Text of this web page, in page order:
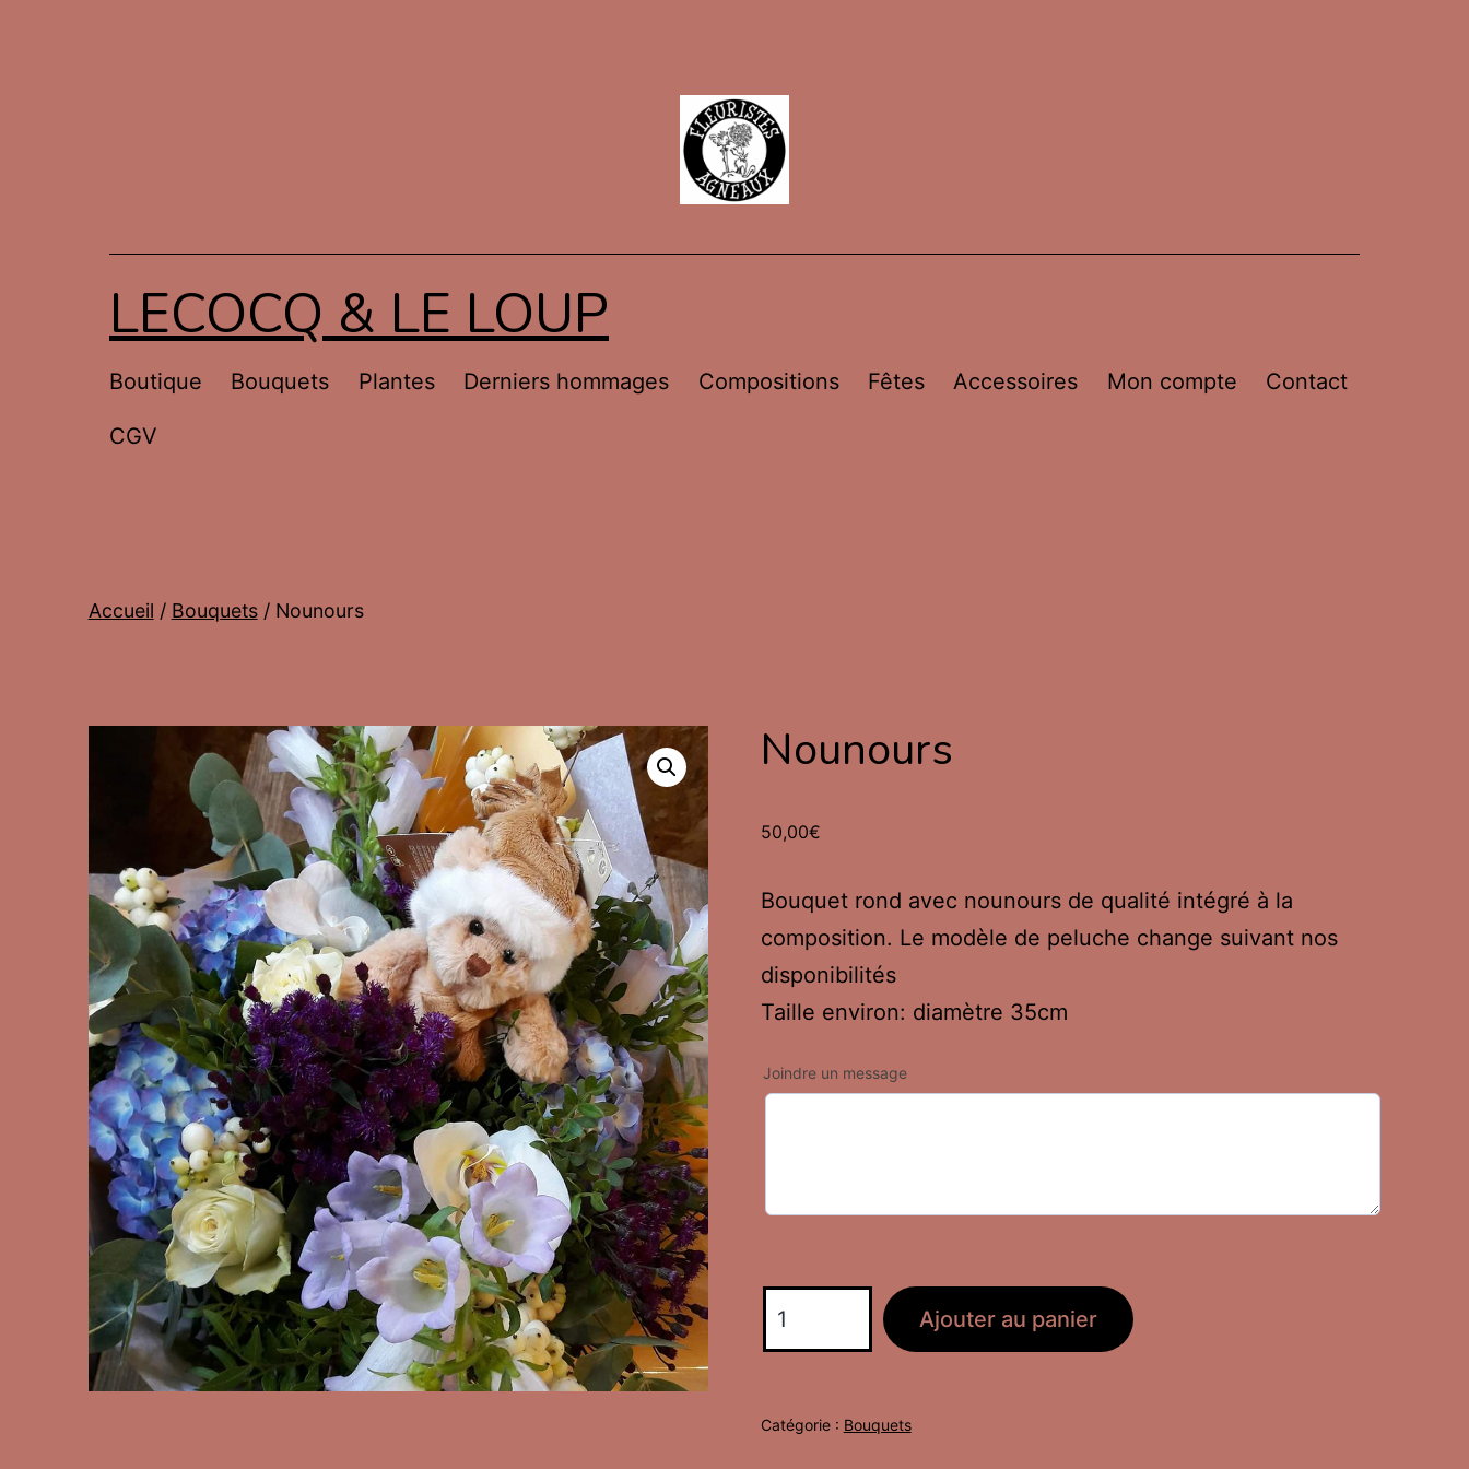
LECOCQ & LE LOUP
Boutique Bouquets Plantes Derniers hommages Compositions Fêtes Accessoires Mon compte Contact
CGV
Accueil / Bouquets/ Nounours
Nounours
50,00€
Bouquet rond avec nounours de qualité intégré à la
composition. Le modèle de peluche change suivant nos
disponibilités
Taille environ: diamètre 35cm
Joindre un message
de
Ajouter au panier
Catégorie : Bouquets